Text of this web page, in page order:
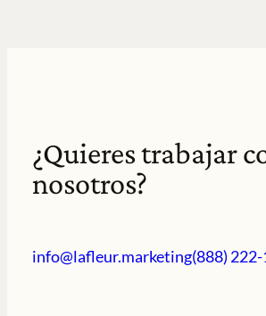
¿Quieres trabajar
nosotros?
info@lafleur.marketing(888)